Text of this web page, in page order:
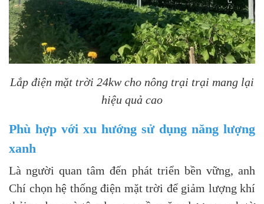
Lắp điện mặt trời 24kw cho nông trại trại mang lại
hiệu quả cao
Phù hợp với xu hướng sử dụng năng lượng
xanh
Là người quan tâm đến phát triển bền vững, anh
Chí chọn hệ thống điện mặt trời để giảm lượng khí